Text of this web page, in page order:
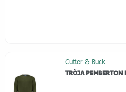
Cutter & Buck
TRÖJA PEMBERTON